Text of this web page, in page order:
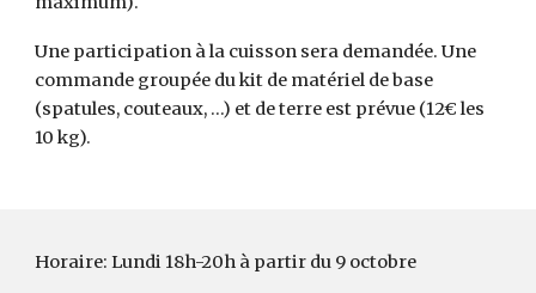
Une participation à la cuisson sera demandée. Une
commande groupée du kit de matériel de base
(spatules, couteaux, ...) et de terre est prévue (12€ les
10 kg).
Horaire:Lundi 18h-20h à partir du 9 octobre